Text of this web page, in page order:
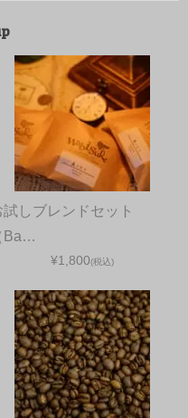
試しブレンドセット
Ba…
¥1,800(税込)